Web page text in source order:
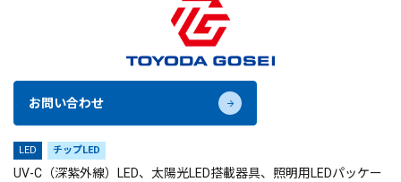
お問い合わせ
LED チップLED
UV-C（深紫外線）LED、太陽光LED搭載器具、照明用LEDパッケー